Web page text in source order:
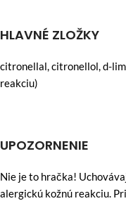
HLAVNÉ ZLOŽKY
citronellal, citronellol, d-
reakciu)
UPOZORNENIE
Nie je to hračka!
alergickú kožnú reakciu.